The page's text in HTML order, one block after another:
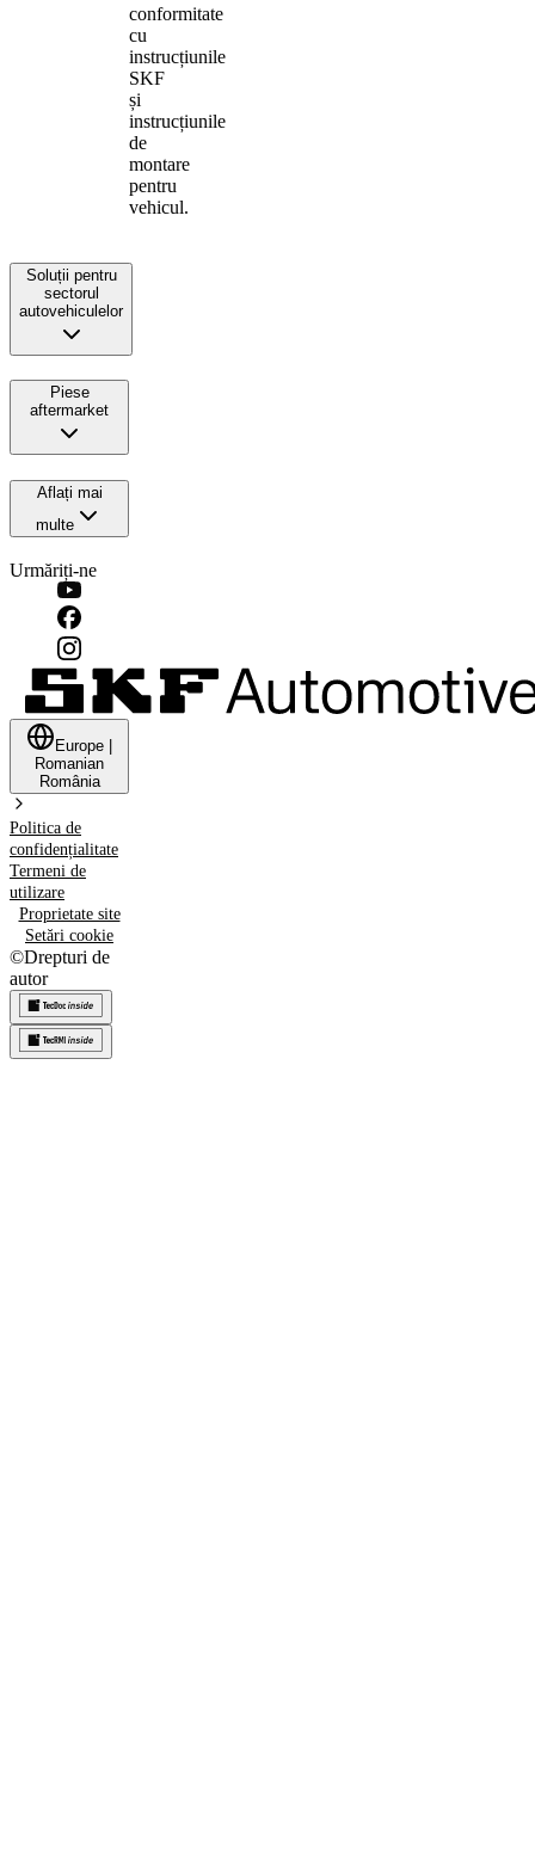
conformitate
cu
instrucțiunile
SKF
și
instrucțiunile
de
montare
pentru
vehicul.
Soluții pentru
sectorul
autovehiculelor
Piese
aftermarket
Aflați mai
multe
Urmăriți-ne
Europe
Romanian
România
Politica de
confidențialitate
Termeni de
utilizare
Proprietate site
Setări cookie
©Drepturi de
autor